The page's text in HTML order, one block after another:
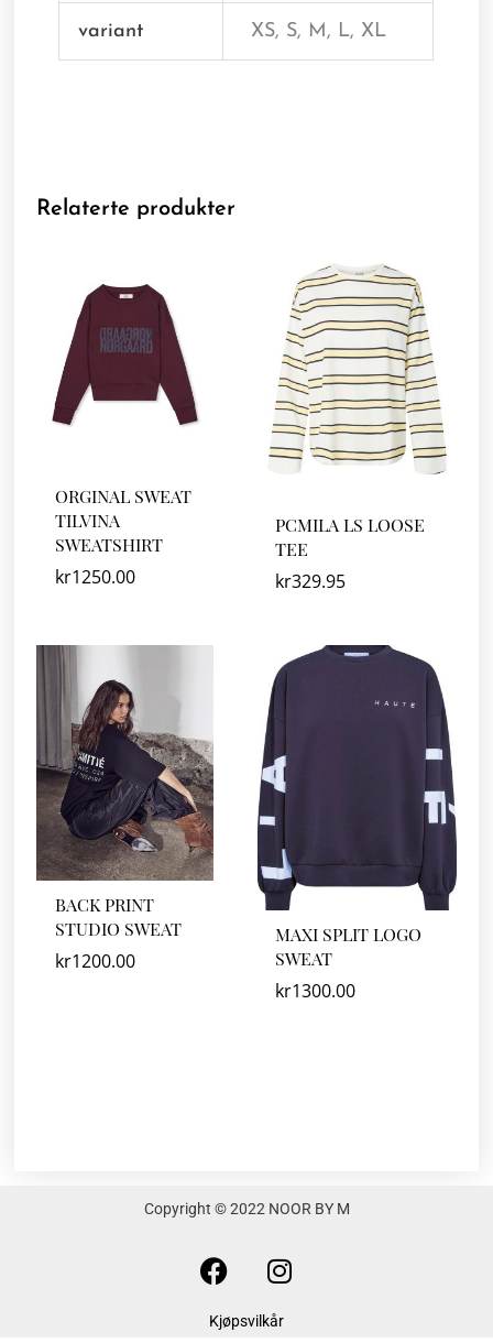
variant XS, S, M, L, XL
Relaterte produkter
ORGINAL SWEAT
TILVINA
SWEATSHIRT
kr1250.00
PCMILA LS LOOSE
TEE
kr329.95
BACK PRINT
STUDIO SWEAT
kr1200.00
MAXI SPLIT LOGO
SWEAT
kr1300.00
Copyright © 2022 NOOR BY M
F
a
c
I
n
s
Kjøpsvilkår